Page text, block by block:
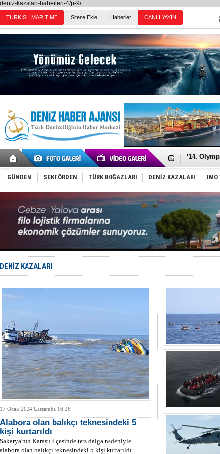
deniz-kazalari-haberleri-4/p-9/
TURKISH MARITIME Sitene Ekle Haberler CANLI YAYIN
Taksi
TÜRKLİM
SOCAR da
Dünyanın
Keşfedildi:
D-Marin,
Van’da
ASEAN ilk
TAYK -
GÜNDEM SEKTÖRDEN TÜRK BOĞAZLARI DENİZ KAZALARI IMO
DENİZ KAZALARI
17 Ocak 2024 Çarşamba 16:26
Alabora olan balıkçı teknesindeki 5
kişi kurtarıldı
Sakarya'nın Karasu ilçesinde ters dalga nedeniyle
alabora olan balıkçı teknesindeki 5 kişi kurtarıldı.